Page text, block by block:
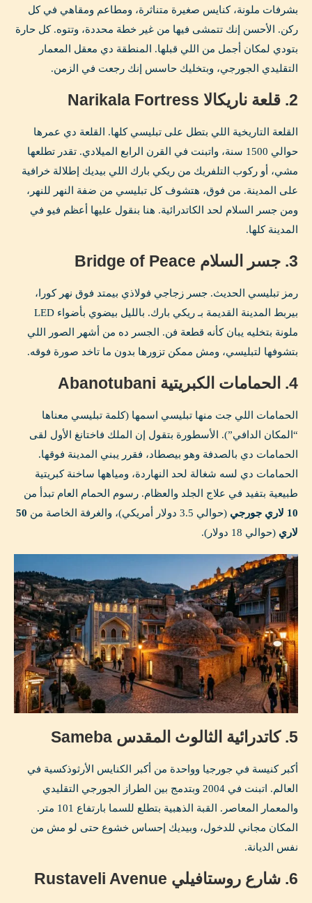
بشرفات ملونة، كنايس صغيرة متناثرة، ومطاعم ومقاهي في كل
ركن. الأحسن إنك تتمشى فيها من غير خطة محددة، وتتوه. كل حارة
بتودي لمكان أجمل من اللي قبلها. المنطقة دي معقل المعمار
التقليدي الجورجي، وبتخليك حاسس إنك رجعت في الزمن.
2. قلعة ناريكالا Narikala Fortress
القلعة التاريخية اللي بتطل على تبليسي كلها. القلعة دي عمرها
حوالي 1500 سنة، واتبنت في القرن الرابع الميلادي. تقدر تطلعها
مشي، أو ركوب التلفريك من ريكي بارك اللي بيديك إطلالة خرافية
على المدينة. من فوق، هتشوف كل تبليسي من ضفة النهر للنهر،
ومن جسر السلام لحد الكاتدرائية. هنا بنقول عليها أعظم فيو في
المدينة كلها.
3. جسر السلام Bridge of Peace
رمز تبليسي الحديث. جسر زجاجي فولاذي بيمتد فوق نهر كورا،
بيربط المدينة القديمة بـ ريكي بارك. بالليل بيضوي بأضواء LED
ملونة بتخليه يبان كأنه قطعة فن. الجسر ده من أشهر الصور اللي
بتشوفها لتبليسي، ومش ممكن تزورها بدون ما تاخد صورة فوقه.
4. الحمامات الكبريتية Abanotubani
الحمامات اللي جت منها تبليسي اسمها (كلمة تبليسي معناها
“المكان الدافي”). الأسطورة بتقول إن الملك فاختانغ الأول لقى
الحمامات دي بالصدفة وهو بيصطاد، فقرر يبني المدينة فوقها.
الحمامات دي لسه شغالة لحد النهاردة، ومياهها ساخنة كبريتية
طبيعية بتفيد في علاج الجلد والعظام. رسوم الحمام العام تبدأ من
10 لاري جورجي
(حوالي 3.5 دولار أمريكي)، والغرفة الخاصة من
50
لاري (حوالي 18 دولار).
5. كاتدرائية الثالوث المقدس Sameba
أكبر كنيسة في جورجيا وواحدة من أكبر الكنايس الأرثوذكسية في
العالم. اتبنت في 2004 وبتدمج بين الطراز الجورجي التقليدي
والمعمار المعاصر. القبة الذهبية بتطلع للسما بارتفاع 101 متر.
المكان مجاني للدخول، وبيديك إحساس خشوع حتى لو مش من
نفس الديانة.
6. شارع روستافيلي Rustaveli Avenue